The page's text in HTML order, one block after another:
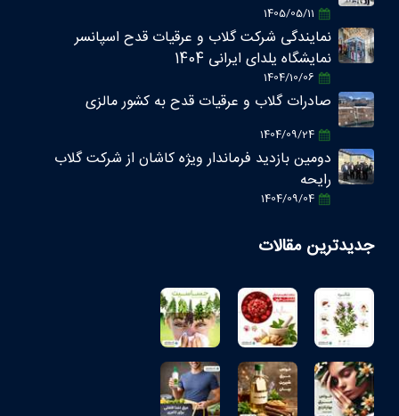
1405/05/11
نمایندگی شرکت گلاب و عرقیات قدح اسپانسر
نمایشگاه یلدای ایرانی 1404
1404/10/06
صادرات گلاب و عرقیات قدح به کشور مالزی
1404/09/24
دومین بازدید فرماندار ویژه کاشان از شرکت گلاب
رایحه
1404/09/04
جدیدترین مقالات